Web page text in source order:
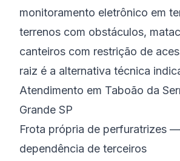
monitoramento eletrônico em
terrenos com obstáculos,
canteiros com restrição de
raiz é a alternativa técnica
Atendimento em Taboão da
Grande SP
Frota própria de perfuratrizes
dependência de terceiros